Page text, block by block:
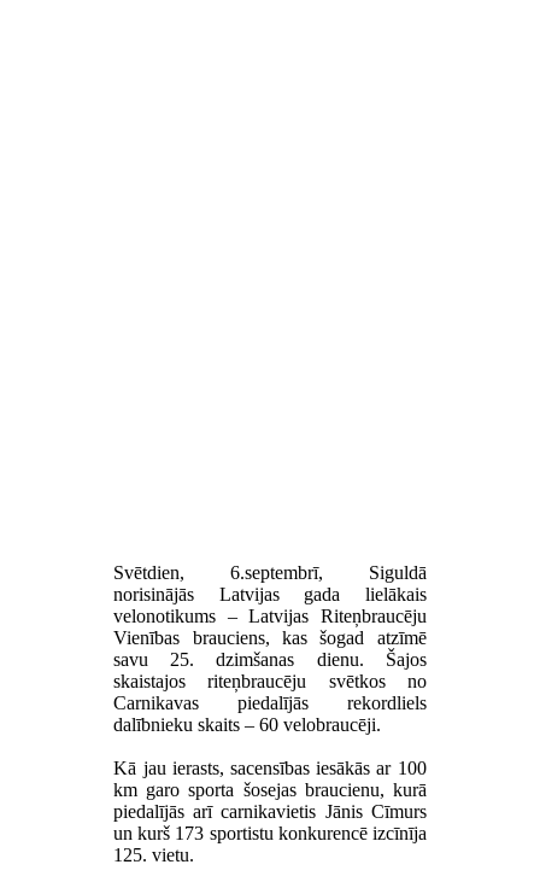
Svētdien, 6.septembrī, Siguldā
norisinājās Latvijas gada lielākais
velonotikums – Latvijas Riteņbraucēju
Vienības brauciens, kas šogad atzīmē
savu 25. dzimšanas dienu. Šajos
skaistajos riteņbraucēju svētkos no
Carnikavas piedalījās rekordliels
dalībnieku skaits – 60 velobraucēji.
Kā jau ierasts, sacensības iesākās ar 100
km garo sporta šosejas braucienu, kurā
piedalījās arī carnikavietis Jānis Cīmurs
un kurš 173 sportistu konkurencē izcīnīja
125. vietu.